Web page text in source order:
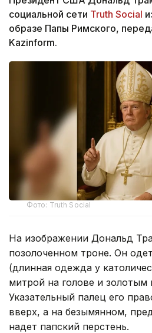
социальной сети Truth Social
образе Папы Римского,
Kazinform.
Фото: Truth Social
На изображении Дональд
позолоченном троне. Он
(длинная одежда у
митрой на голове и золотым
Указательный палец его
вверх, а на безымянном,
надет папский перстень.